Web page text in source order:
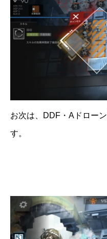
お次は、DDF・Aドロー
す。